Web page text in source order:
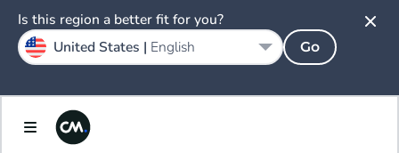
Is this region a better fit for you?
United States | English Go